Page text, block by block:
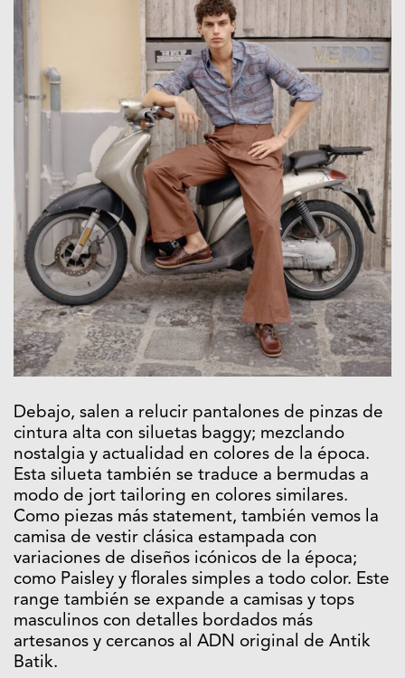
Debajo, salen a relucir pantalones de pinzas de
cintura alta con siluetas baggy; mezclando
nostalgia y actualidad en colores de la época.
Esta silueta también se traduce a bermudas a
modo de jort tailoring en colores similares.
Como piezas más statement, también vemos la
camisa de vestir clásica estampada con
variaciones de diseños icónicos de la época;
como Paisley y florales simples a todo color. Este
range también se expande a camisas y tops
masculinos con detalles bordados más
artesanos y cercanos al ADN original de Antik
Batik.